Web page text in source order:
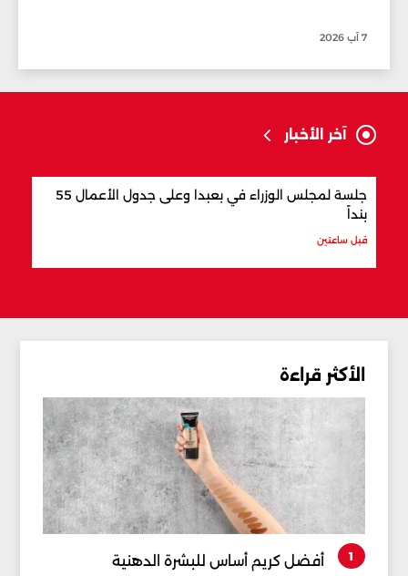
7 آب 2026
آخر الأخبار
جلسة لمجلس الوزراء في بعبدا وعلى جدول الأعمال 55
بنداً
قبل ساعتين
الأكثر قراءة
1 أفضل كريم أساس للبشرة الدهنية